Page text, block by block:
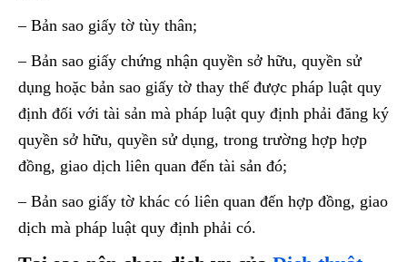
– Bản sao giấy tờ tùy thân;
– Bản sao giấy chứng nhận quyền sở hữu, quyền sử
dụng hoặc bản sao giấy tờ thay thế được pháp luật quy
định đối với tài sản mà pháp luật quy định phải đăng ký
quyền sở hữu, quyền sử dụng, trong trường hợp hợp
đồng, giao dịch liên quan đến tài sản đó;
– Bản sao giấy tờ khác có liên quan đến hợp đồng, giao
dịch mà pháp luật quy định phải có.